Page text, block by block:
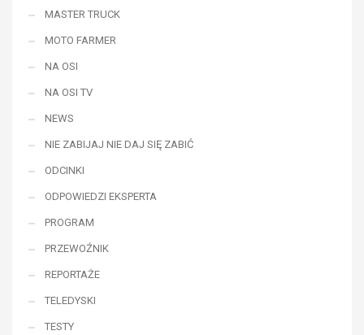
MASTER TRUCK
MOTO FARMER
NA OSI
NA OSI TV
NEWS
NIE ZABIJAJ NIE DAJ SIĘ ZABIĆ
ODCINKI
ODPOWIEDZI EKSPERTA
PROGRAM
PRZEWOŹNIK
REPORTAŻE
TELEDYSKI
TESTY